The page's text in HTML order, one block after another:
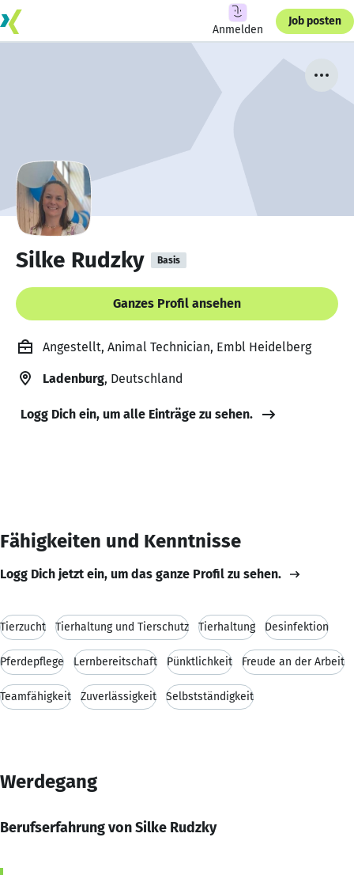
Anmelden
Job posten
Silke Rudzky Basis
Ganzes Profil ansehen
Angestellt, Animal Technician, Embl Heidelberg
Ladenburg, Deutschland
Logg Dich ein, um alle Einträge zu sehen.
Fähigkeiten und Kenntnisse
Logg Dich jetzt ein, um das ganze Profil zu sehen.
Tierzucht Tierhaltung und Tierschutz Tierhaltung Desinfektion
Pferdepflege Lernbereitschaft Pünktlichkeit Freude an der Arbeit
Teamfähigkeit Zuverlässigkeit Selbstständigkeit
Werdegang
Berufserfahrung von Silke Rudzky